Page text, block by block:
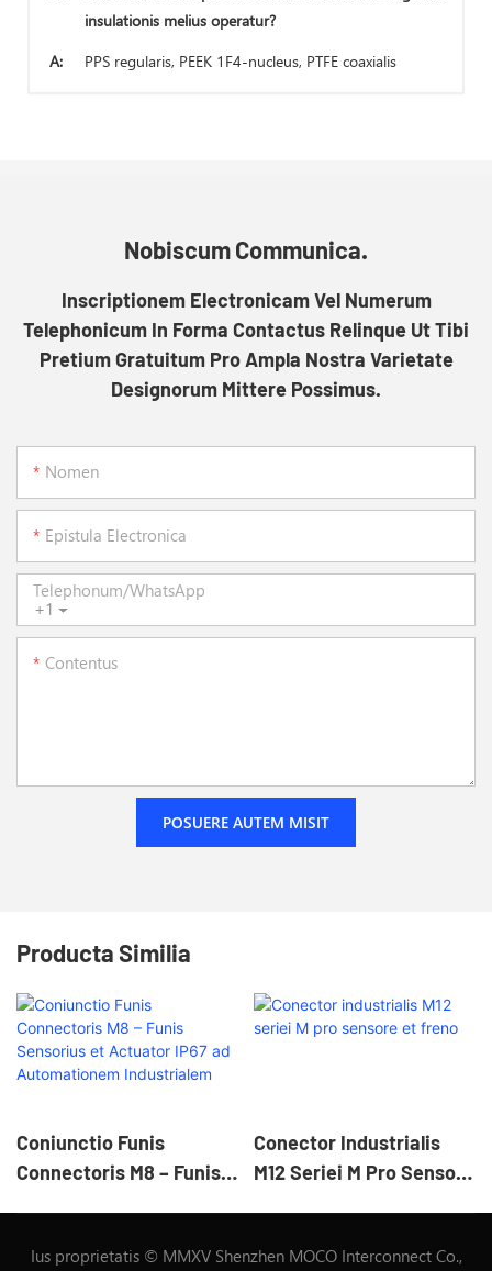
insulationis melius operatur?
A:
PPS regularis, PEEK 1F4-nucleus, PTFE coaxialis
Nobiscum Communica.
Inscriptionem Electronicam Vel Numerum
Telephonicum In Forma Contactus Relinque Ut Tibi
Pretium Gratuitum Pro Ampla Nostra Varietate
Designorum Mittere Possimus.
Nomen
Epistula Electronica
+1
Telephonum/WhatsApp
Contentus
POSUERE AUTEM MISIT
Producta Similia
Coniunctio Funis
Connectoris M8 – Funis
Industrialem
Conector Industrialis
M12 Seriei M Pro Sensore
Ius proprietatis © MMXV Shenzhen MOCO Interconnect Co.,